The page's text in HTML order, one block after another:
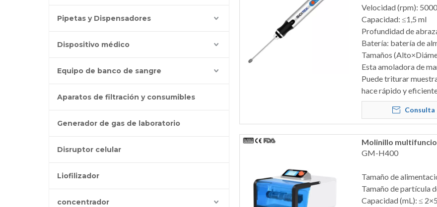
Pipetas y Dispensadores
Dispositivo médico
Equipo de banco de sangre
Aparatos de filtración y consumibles
Generador de gas de laboratorio
Disruptor celular
Liofilizador
concentrador
Velocidad (rpm):
Capacidad: ≤1,5 ​​ml
Profundidad de
Batería: batería de
Tamaños
Esta amoladora de
Puede triturar
hace rápido y
Consulta
Molinillo
GM-H400
Tamaño de
Tamaño de partícula
Capacidad (mL): ≤